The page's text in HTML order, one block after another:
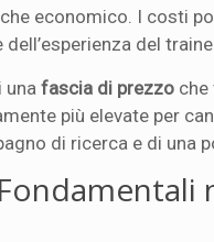
economico. I costi
del
unafascia di prezzo che
più elevate per
di ricerca e di una